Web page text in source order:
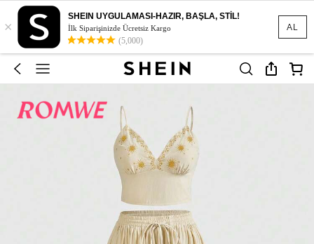
AL
×
SHEIN UYGULAMASI-HAZIR, BAŞLA, STİL!
İlk Siparişinizde Ücretsiz Kargo
(5,000)